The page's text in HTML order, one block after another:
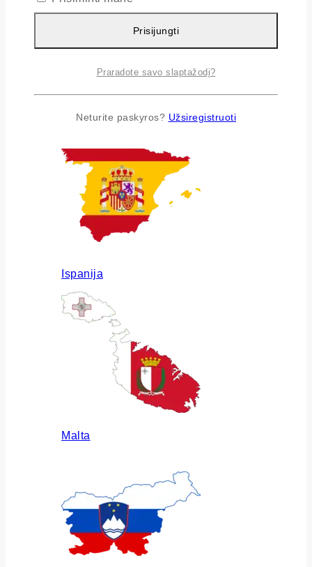
Airija
Ispanija
Malta
Prisijungti
Praradote savo slaptažodį?
Neturite paskyros? Užsiregistruoti